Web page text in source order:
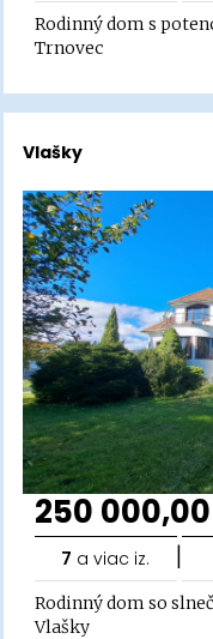
Rodinný dom s
Trnovec
Vlašky
250
7 a viac iz. |
Rodinný dom so
Vlašky